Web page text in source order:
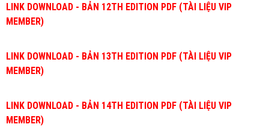
LINK DOWNLOAD - BẢN 12TH EDITION PDF (TÀI LIỆU VIP
MEMBER)
LINK DOWNLOAD - BẢN 13TH EDITION PDF (TÀI LIỆU VIP
MEMBER)
LINK DOWNLOAD - BẢN 14TH EDITION PDF (TÀI LIỆU VIP
MEMBER)